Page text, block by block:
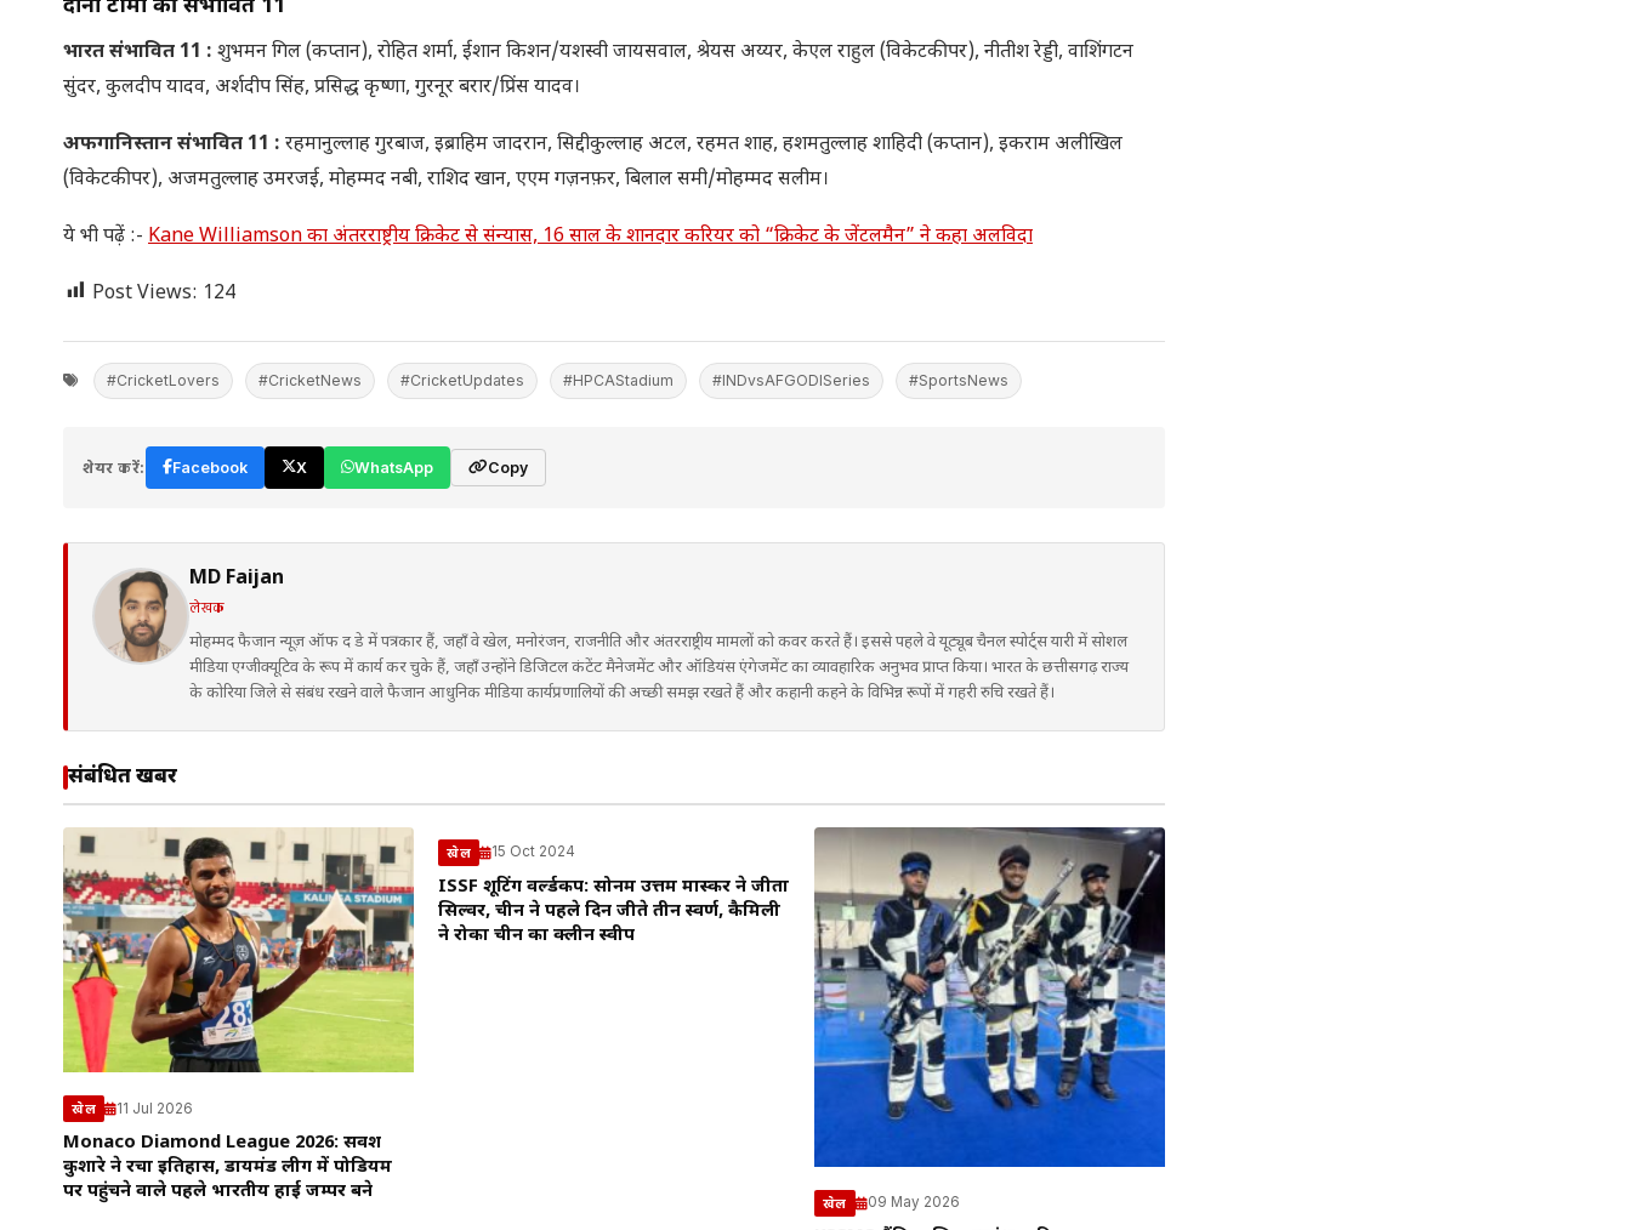
दोनों टीमों की संभावित 11
भारत संभावित 11 : शुभमन गिल (कप्तान), रोहित शर्मा, ईशान किशन/यशस्वी जायसवाल, श्रेयस अय्यर, केएल राहुल (विकेटकीपर), नीतीश रेड्डी, वाशिंगटन
सुंदर, कुलदीप यादव, अर्शदीप सिंह, प्रसिद्ध कृष्णा, गुरनूर बरार/प्रिंस यादव।
अफगानिस्तान संभावित 11 : रहमानुल्लाह गुरबाज, इब्राहिम जादरान, सिद्दीकुल्लाह अटल, रहमत शाह, हशमतुल्लाह शाहिदी (कप्तान), इकराम अलीखिल
(विकेटकीपर), अजमतुल्लाह उमरजई, मोहम्मद नबी, राशिद खान, एएम गज़नफ़र, बिलाल समी/मोहम्मद सलीम।
ये भी पढ़ें :- Kane Williamson का अंतरराष्ट्रीय क्रिकेट से संन्यास, 16 साल के शानदार करियर को “क्रिकेट के जेंटलमैन” ने कहा अलविदा
Post Views: 124
#CricketLovers #CricketNews #CricketUpdates #HPCAStadium #INDvsAFGODISeries #SportsNews
शेयर करें: Facebook X WhatsApp Copy
MD Faijan
लेखक
मोहम्मद फैजान न्यूज़ ऑफ द डे में पत्रकार हैं, जहाँ वे खेल, मनोरंजन, राजनीति और अंतरराष्ट्रीय मामलों को कवर करते हैं। इससे पहले वे यूट्यूब चैनल स्पोर्ट्स यारी में सोशल
मीडिया एग्जीक्यूटिव के रूप में कार्य कर चुके हैं, जहाँ उन्होंने डिजिटल कंटेंट मैनेजमेंट और ऑडियंस एंगेजमेंट का व्यावहारिक अनुभव प्राप्त किया। भारत के छत्तीसगढ़ राज्य
के कोरिया जिले से संबंध रखने वाले फैजान आधुनिक मीडिया कार्यप्रणालियों की अच्छी समझ रखते हैं और कहानी कहने के विभिन्न रूपों में गहरी रुचि रखते हैं।
संबंधित खबरें
खेल 11 Jul 2026
Monaco Diamond League 2026: सर्वेश
कुशारे ने रचा इतिहास, डायमंड लीग में पोडियम
पर पहुंचने वाले पहले भारतीय हाई जम्पर बने
खेल 15 Oct 2024
ISSF शूटिंग वर्ल्डकप: सोनम उत्तम मास्कर ने जीता
सिल्वर, चीन ने पहले दिन जीते तीन स्वर्ण, कैमिली
ने रोका चीन का क्लीन स्वीप
खेल 09 May 2026